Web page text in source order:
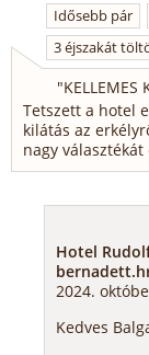
Idősebb pár
3 éjszakát
"KELLEMES
Tetszett a hotel
kilátás az
nagy
Hotel
2024.
Kedves